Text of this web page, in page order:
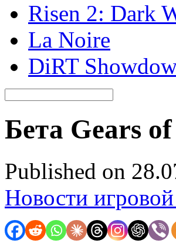
Risen 2: Dark
La Noire
DiRT
Бета Gears
Published on
Новости